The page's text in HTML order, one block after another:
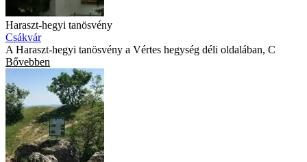
Haraszt-hegyi tanösvény
Csákvár
A Haraszt-hegyi tanösvény a Vértes hegység déli oldalában, C
Bővebben